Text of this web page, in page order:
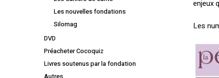
Les nouvelles fondations
Silomag
DVD
Préacheter Cocoquiz
Livres soutenus par la fondation
enjeux
Les